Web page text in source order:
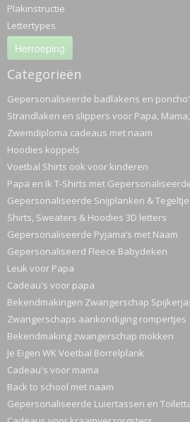
Plakinstructie
Lettertypes
Herroeping
Categorieën
Gepersonaliseerde badlakens en
Strandlaken en slippers voor Papa,
Zwemdiploma cadeaus met naam
Hoodies koppels
Voetbal Shirts ook voor kinderen
Papa en Ik T-Shirts met
Gepersonaliseerde Snijplanken &
Shirts, Sweaters & Hoodies 3D letters
Gepersonaliseerde Pyjama’s met Naam
Gepersonaliseerd Fleece Babydeken
Leuk voor Papa
Cadeau's voor papa
Bekendmakingen Zwangerschap
Zwangerschaps aankondiging rompertjes
Bekendmaking zwangerschap mokken
Je Eigen WK Voetbal Borrelplank
Cadeau's voor mama
Back to school met naam
Gepersonaliseerde Luiertassen en